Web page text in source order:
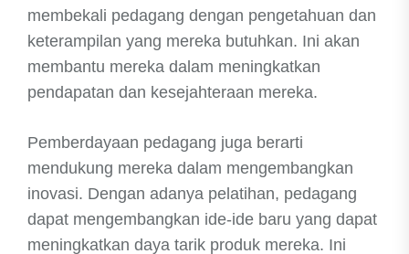
membekali pedagang dengan pengetahuan dan
keterampilan yang mereka butuhkan. Ini akan
membantu mereka dalam meningkatkan
pendapatan dan kesejahteraan mereka.
Pemberdayaan pedagang juga berarti
mendukung mereka dalam mengembangkan
inovasi. Dengan adanya pelatihan, pedagang
dapat mengembangkan ide-ide baru yang dapat
meningkatkan daya tarik produk mereka. Ini